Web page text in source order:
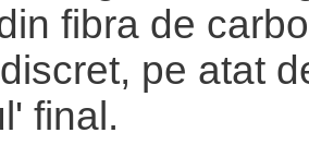
fibra de
pe atat
final.